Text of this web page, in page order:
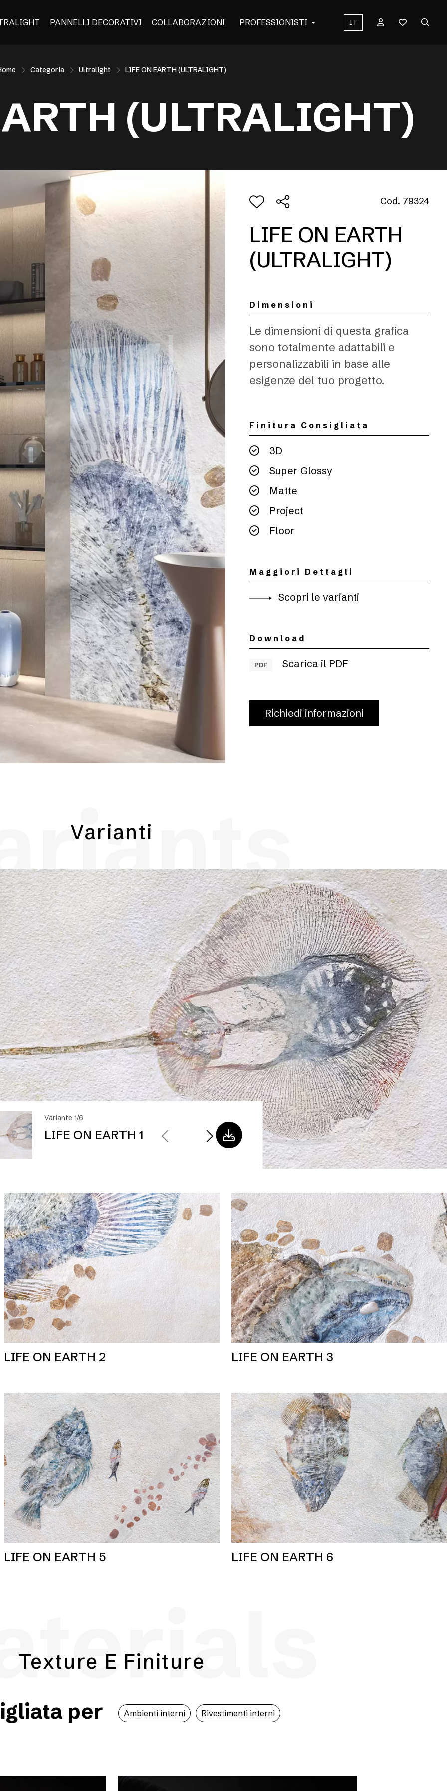
PANNELLI DECORATIVI COLLABORAZIONI PROFESSIONISTI IT
Categoria Ultralight LIFE ON EARTH (ULTRALIGHT)
(ULTRALIGHT)
Cod. 79324
LIFE ON EARTH
(ULTRALIGHT)
Dimensioni
Le dimensioni di questa grafica
sono totalmente adattabili e
personalizzabili in base alle
esigenze del tuo progetto.
Finitura Consigliata
3D
Super Glossy
Matte
Project
Floor
Maggiori Dettagli
Scopri le varianti
Download
PDF Scarica il PDF
Richiedi informazioni
Varianti
Variante 1/6
LIFE ON EARTH 1
LIFE ON EARTH 2 LIFE ON EARTH 3
LIFE ON EARTH 5 LIFE ON EARTH 6
Texture E Finiture
per Ambienti interni Rivestimenti interni